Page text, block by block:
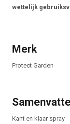
wettelijk
Merk
Protect Garden
Kant en klaar spray